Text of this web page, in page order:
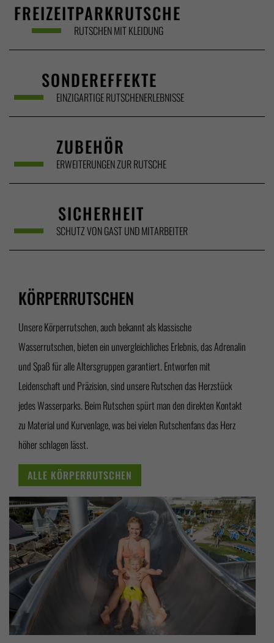
FREIZEITPARKRUTSCHE
RUTSCHEN MIT KLEIDUNG
SONDEREFFEKTE
EINZIGARTIGE RUTSCHENERLEBNISSE
ZUBEHÖR
ERWEITERUNGEN ZUR RUTSCHE
SICHERHEIT
SCHUTZ VON GAST UND MITARBEITER
KÖRPERRUTSCHEN
Unsere Körperrutschen, auch bekannt als klassische
Wasserrutschen, bieten ein unvergleichliches Erlebnis, das Adrenalin
und Spaß für alle Altersgruppen garantiert. Entworfen mit
Leidenschaft und Präzision, sind unsere Rutschen das Herzstück
jedes Wasserparks. Beim Rutschen spürt man den direkten Kontakt
zu Material und Kurvenlage, was bei vielen Rutschenfans das Herz
höher schlagen lässt.
ALLE KÖRPERRUTSCHEN